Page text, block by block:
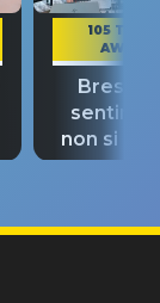
105 TAKE
AWAY
Bresh:
non si
fino alla